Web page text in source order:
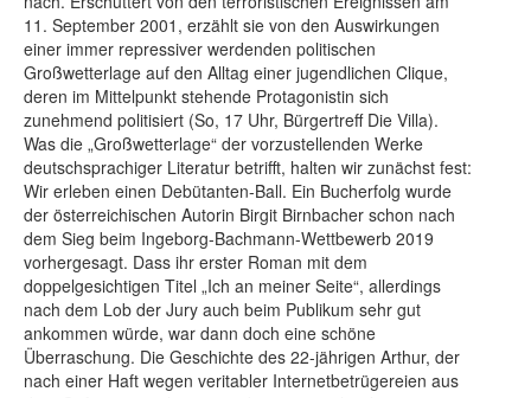
11. September 2001, erzählt sie von den Auswirkungen
einer immer repressiver werdenden politischen
Großwetterlage auf den Alltag einer jugendlichen Clique,
deren im Mittelpunkt stehende Protagonistin sich
zunehmend politisiert (So, 17 Uhr, Bürgertreff Die Villa).
Was die „Großwetterlage“ der vorzustellenden Werke
deutschsprachiger Literatur betrifft, halten wir zunächst fest:
Wir erleben einen Debütanten-Ball. Ein Bucherfolg wurde
der österreichischen Autorin Birgit Birnbacher schon nach
dem Sieg beim Ingeborg-Bachmann-Wettbewerb 2019
vorhergesagt. Dass ihr erster Roman mit dem
doppelgesichtigen Titel „Ich an meiner Seite“, allerdings
nach dem Lob der Jury auch beim Publikum sehr gut
ankommen würde, war dann doch eine schöne
Überraschung. Die Geschichte des 22-jährigen Arthur, der
nach einer Haft wegen veritabler Internetbetrügereien aus